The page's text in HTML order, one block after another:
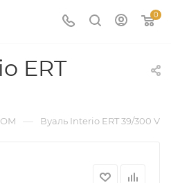
0
ERT
— Вуаль Interio ERT 39/300 V